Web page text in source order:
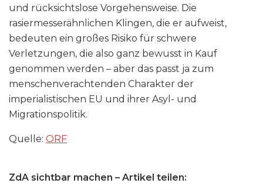
und rücksichtslose Vorgehensweise. Die
rasiermesserähnlichen Klingen, die er aufweist,
bedeuten ein großes Risiko für schwere
Verletzungen, die also ganz bewusst in Kauf
genommen werden – aber das passt ja zum
menschenverachtenden Charakter der
imperialistischen EU und ihrer Asyl- und
Migrationspolitik.
Quelle: ORF
ZdA sichtbar machen – Artikel teilen: